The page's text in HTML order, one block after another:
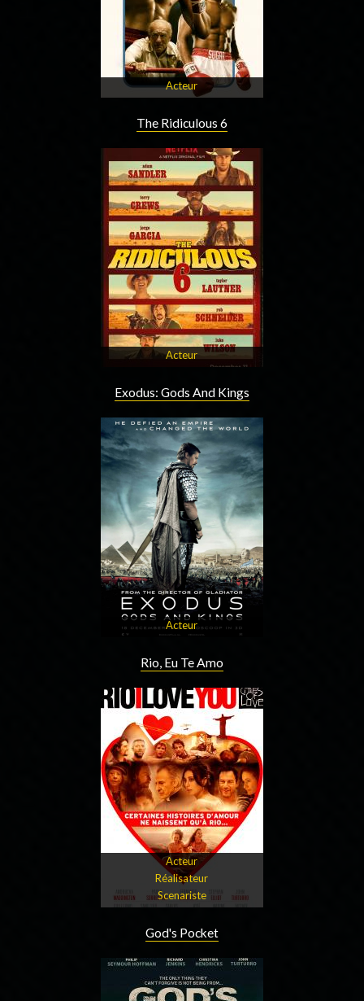
Acteur
The Ridiculous 6
Acteur
Exodus: Gods And Kings
Acteur
Rio, Eu Te Amo
Acteur
Réalisateur
Scenariste
God's Pocket